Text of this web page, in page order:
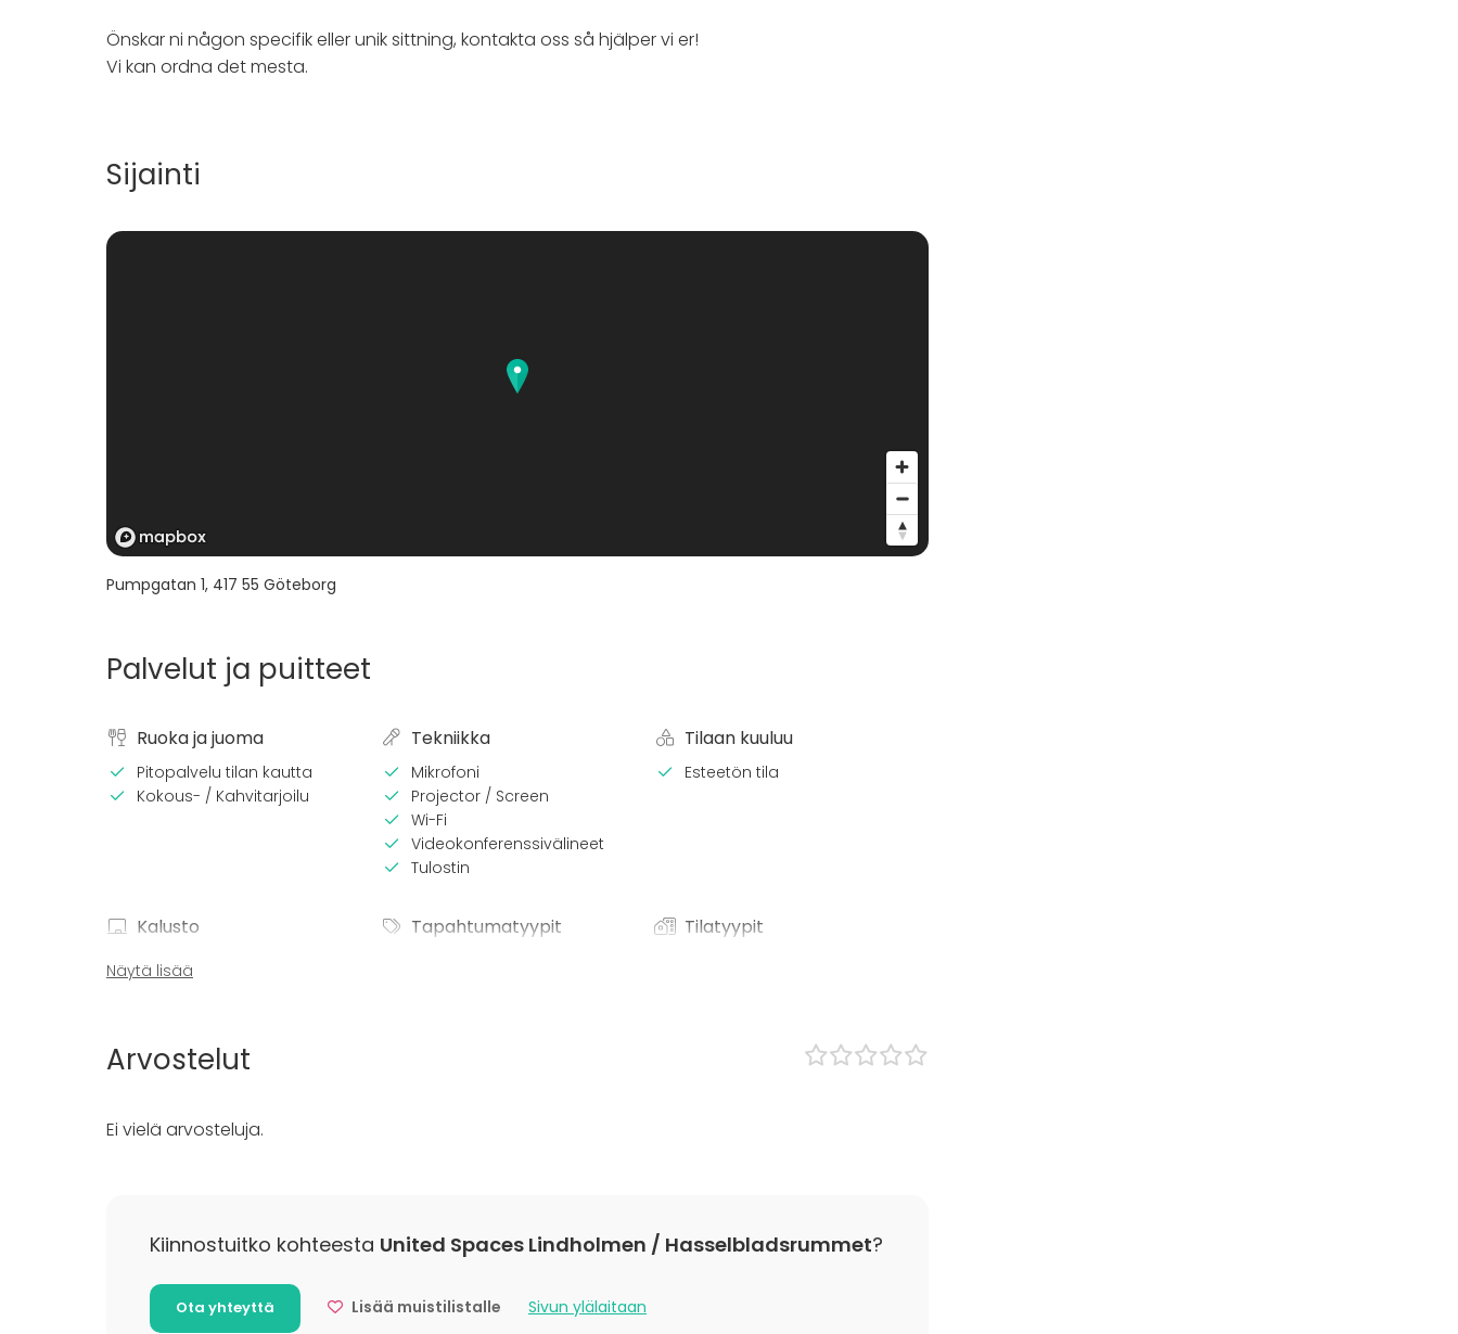
Önskar ni någon specifik eller unik sittning, kontakta oss så hjälper vi er!
Vi kan ordna det mesta.
Sijainti
Pumpgatan 1, 417 55 Göteborg
Palvelut ja puitteet
Ruoka ja juoma
Pitopalvelu tilan kautta
Kokous- / Kahvitarjoilu
Tekniikka
Mikrofoni
Projector / Screen
Wi-Fi
Videokonferenssivälineet
Tulostin
Tilaan kuuluu
Esteetön tila
Kalusto
Furniture
Fläppi- / Valkotaulu
Tapahtumatyypit Tilatyypit
Det ingår vatten, kaffe och te i alla priserna. Men vill ni ha en liten energikick så erbjuder vi allt ifrån
en hälsofika till gottefika samt full catering.
Vi har även alltid en receptionist på plats som kan hjälpa till med allt ni behöver!
Näytä lisää
Arvostelut
Ei vielä arvosteluja.
Kiinnostuitko kohteesta United Spaces Lindholmen / Hasselbladsrummet?
Ota yhteyttä Lisää muistilistalle Sivun ylälaitaan